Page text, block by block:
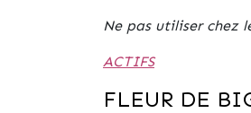
Ne pas utiliser chez
ACTIFS
FLEUR DE